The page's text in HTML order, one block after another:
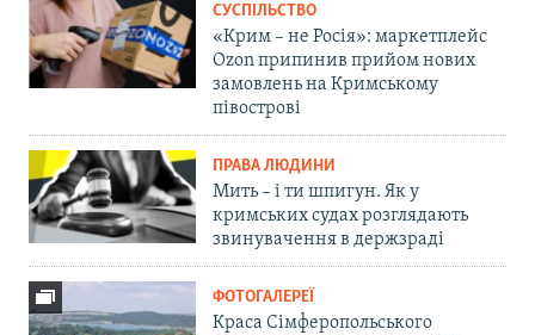
СУСПІЛЬСТВО
«Крим – не Росія»: маркетплейс
Ozon припинив прийом нових
замовлень на Кримському
півострові
ПРАВА ЛЮДИНИ
Мить – і ти шпигун. Як у
кримських судах розглядають
звинувачення в держзраді
ФОТОГАЛЕРЕЇ
Краса Сімферопольського